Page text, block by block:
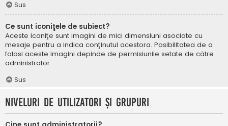
Sus
Ce sunt iconiţele de subiect?
Aceste iconiţe sunt imagini de mici dimensiuni asociate cu
mesaje pentru a indica conţinutul acestora. Posibilitatea de a
folosi aceste imagini depinde de permisiunile setate de către
administrator.
Sus
Niveluri de utilizatori şi grupuri